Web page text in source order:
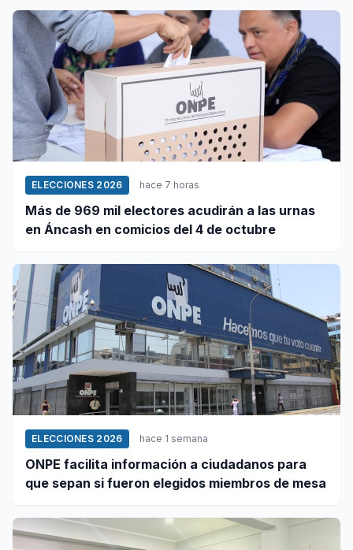
ELECCIONES 2026 hace 7 horas
Más de 969 mil electores acudirán a las urnas
en Áncash en comicios del 4 de octubre
ELECCIONES 2026 hace 1 semana
ONPE facilita información a ciudadanos para
que sepan si fueron elegidos miembros de mesa